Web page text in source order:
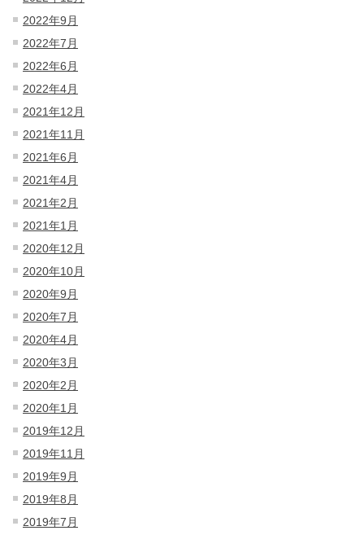
2022年9月
2022年7月
2022年6月
2022年4月
2021年12月
2021年11月
2021年6月
2021年4月
2021年2月
2021年1月
2020年12月
2020年10月
2020年9月
2020年7月
2020年4月
2020年3月
2020年2月
2020年1月
2019年12月
2019年11月
2019年9月
2019年8月
2019年7月